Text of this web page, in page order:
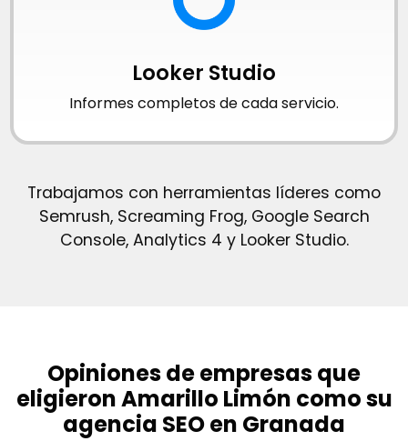
Looker Studio
Informes completos de cada servicio.
Trabajamos con herramientas líderes como
Semrush, Screaming Frog, Google Search
Console, Analytics 4 y Looker Studio.
Opiniones de empresas que
eligieron Amarillo Limón como su
agencia SEO en Granada